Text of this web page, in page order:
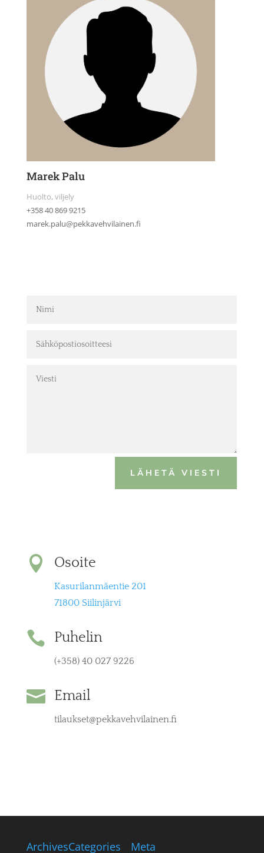
Marek Palu
Huolto, viljely
+358 40 869 9215
marek.palu@pekkavehvilainen.fi
LÄHETÄ VIESTI
 Osoite
Kasurilanmäentie 201
71800 Siilinjärvi
 Puhelin
(+358) 40 027 9226
 Email
tilaukset@pekkavehvilainen.fi
ArchivesCategories Meta